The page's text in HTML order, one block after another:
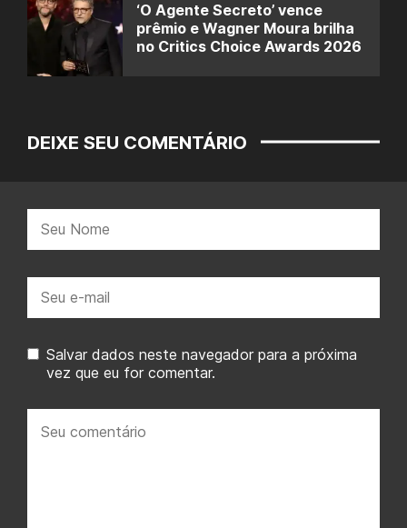
‘O Agente Secreto’ vence
prêmio e Wagner Moura brilha
no Critics Choice Awards 2026
DEIXE SEU COMENTÁRIO
mail:
Salvar dados neste navegador para a próxima
vez que eu for comentar.
comentário: